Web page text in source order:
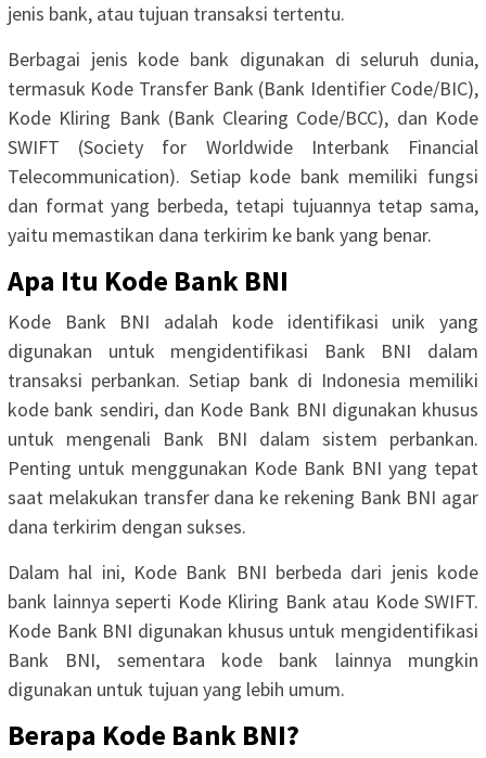
jenis bank, atau tujuan transaksi tertentu.
Berbagai jenis kode bank digunakan di seluruh dunia,
termasuk Kode Transfer Bank (Bank Identifier Code/BIC),
Kode Kliring Bank (Bank Clearing Code/BCC), dan Kode
SWIFT (Society for Worldwide Interbank Financial
Telecommunication). Setiap kode bank memiliki fungsi
dan format yang berbeda, tetapi tujuannya tetap sama,
yaitu memastikan dana terkirim ke bank yang benar.
Apa Itu Kode Bank BNI
Kode Bank BNI adalah kode identifikasi unik yang
digunakan untuk mengidentifikasi Bank BNI dalam
transaksi perbankan. Setiap bank di Indonesia memiliki
kode bank sendiri, dan Kode Bank BNI digunakan khusus
untuk mengenali Bank BNI dalam sistem perbankan.
Penting untuk menggunakan Kode Bank BNI yang tepat
saat melakukan transfer dana ke rekening Bank BNI agar
dana terkirim dengan sukses.
Dalam hal ini, Kode Bank BNI berbeda dari jenis kode
bank lainnya seperti Kode Kliring Bank atau Kode SWIFT.
Kode Bank BNI digunakan khusus untuk mengidentifikasi
Bank BNI, sementara kode bank lainnya mungkin
digunakan untuk tujuan yang lebih umum.
Berapa Kode Bank BNI?